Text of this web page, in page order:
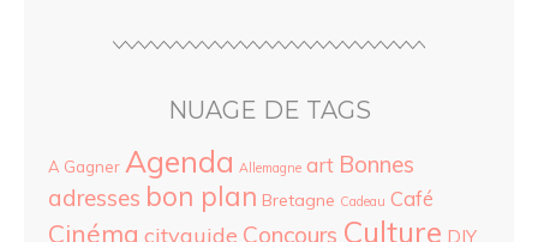
NUAGE DE TAGS
A Gagner Agenda Allemagne art Bonnes
adresses bon plan Bretagne Cadeau Café
Cinéma cityguide Concours Culture DIY